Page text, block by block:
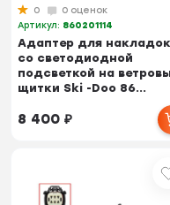
0
0 оценок
Артикул: 860201114
Адаптер для накладок
со светодиодной
подсветкой на
щитки Ski -Doo 86...
8 400₽